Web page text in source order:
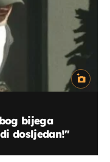
bijega
dosljedan!"